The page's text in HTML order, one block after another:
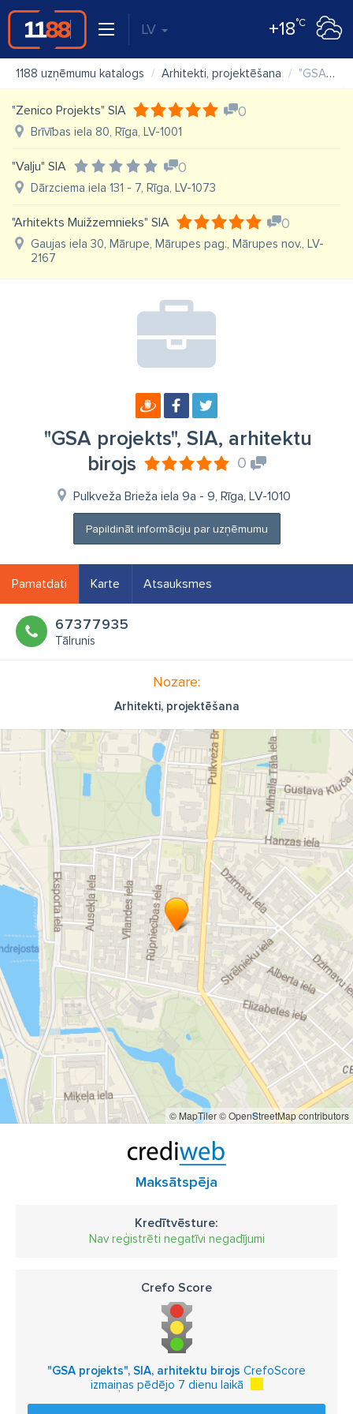
LV +18°C
1188 uzņēmumu katalogs Arhitekti, projektēšana "GSA projekts", SIA, arhitektu birojs
"Zenico Projekts" SIA 0
Brīvības iela 80, Rīga, LV-1001
"Valju" SIA 0
Dārzciema iela 131 - 7, Rīga, LV-1073
"Arhitekts Muižzemnieks" SIA 0
Gaujas iela 30, Mārupe, Mārupes pag., Mārupes nov., LV-
2167
"GSA projekts", SIA, arhitektu
birojs
0
Pulkveža Brieža iela 9a - 9, Rīga, LV-1010
Papildināt informāciju par uzņēmumu
Pamatdati Karte Atsauksmes
67377935
Tālrunis
Nozare:
Arhitekti, projektēšana
© MapTiler© OpenStreetMap contributors
Maksātspēja
Kredītvēsture:
Nav reģistrēti negatīvi negadījumi
Crefo Score
"GSA projekts", SIA, arhitektu birojs CrefoScore
izmaiņas pēdējo 7 dienu laikā